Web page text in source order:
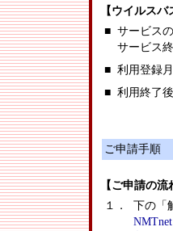
【ウイルス
■ サービス
サービス
■ 利用登録
■ 利用終了
ご申請手順
【ご申請の流
１．
下の「